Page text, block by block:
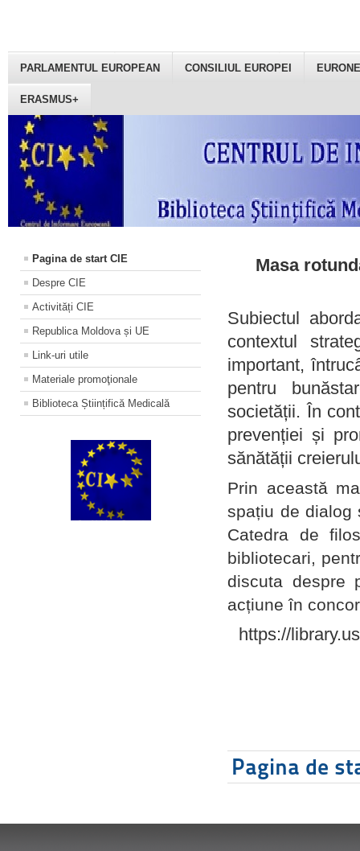
PARLAMENTUL EUROPEAN CONSILIUL EUROPEI
ERASMUS+
Pagina de start CIE
Despre CIE
Activități CIE
Republica Moldova și UE
Link-uri utile
Materiale promoţionale
Biblioteca Științifică Medicală
Masa
Subiectul
contextul
important,
pentru
societății. În
prevenției și
sănătății
Prin această
spațiu de dialog
Catedra de
bibliotecari,
discuta despre
acțiune în
https://
Pagina de